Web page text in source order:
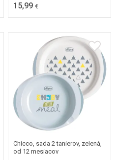
15,99 €
Chicco, sada 2 tanierov, zelená,
od 12 mesiacov